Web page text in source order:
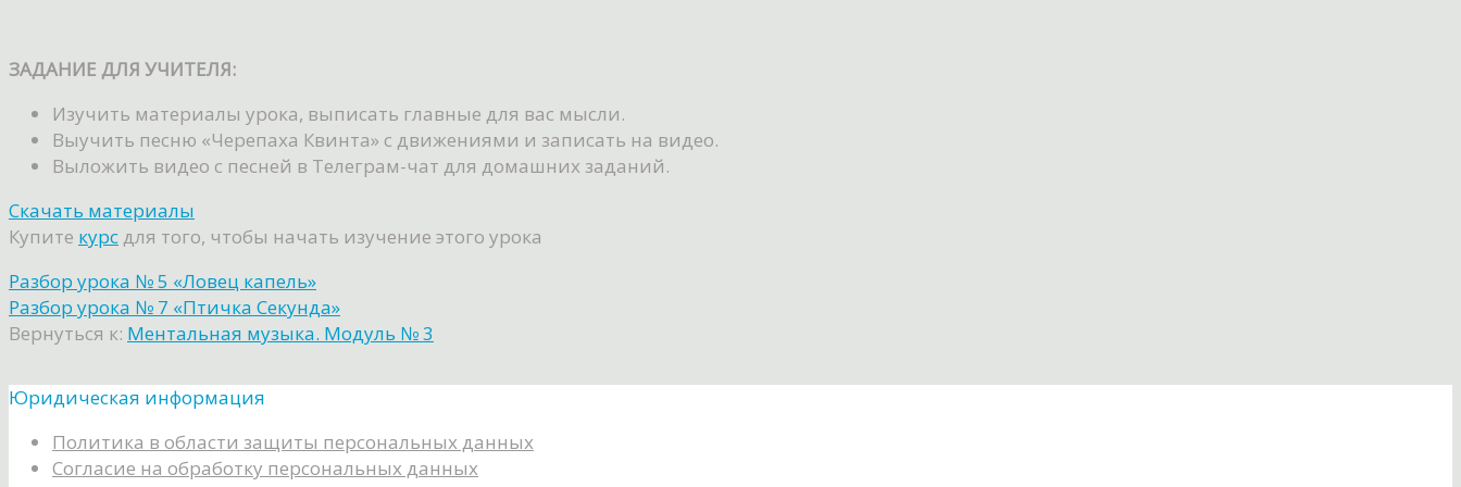
ЗАДАНИЕ ДЛЯ УЧИТЕЛЯ:
Изучить материалы урока, выписать главные для вас мысли.
Выучить песню «Черепаха Квинта» с движениями и записать на видео.
Выложить видео с песней в Телеграм-чат для домашних заданий.
Скачать материалы
Купите курс для того, чтобы начать изучение этого урока
Разбор урока № 5 «Ловец капель»
Разбор урока № 7 «Птичка Секунда»
Вернуться к: Ментальная музыка. Модуль № 3
Юридическая информация
Политика в области защиты персональных данных
Согласие на обработку персональных данных